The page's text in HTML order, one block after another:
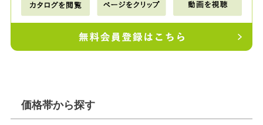
価格帯から探す